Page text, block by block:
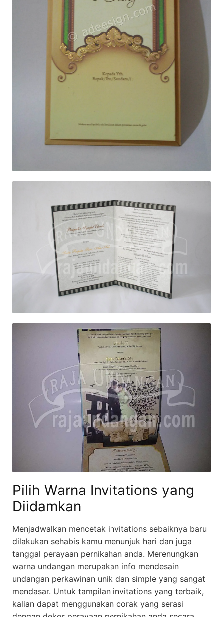
Pilih Warna Invitations yang
Diidamkan
Menjadwalkan mencetak invitations sebaiknya baru
dilakukan sehabis kamu menunjuk hari dan juga
tanggal perayaan pernikahan anda. Merenungkan
warna undangan merupakan info mendesain
undangan perkawinan unik dan simple yang sangat
mendasar. Untuk tampilan invitations yang terbaik,
kalian dapat menggunakan corak yang serasi